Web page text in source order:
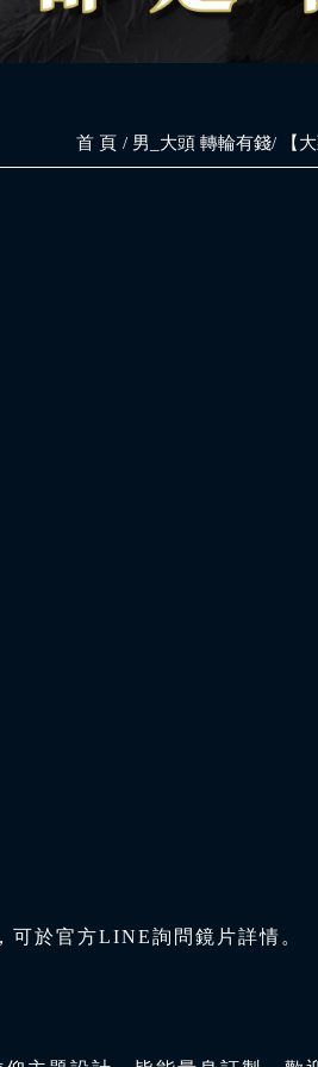
首 頁 男_大頭 轉輪有錢 【
可於官方LINE詢問鏡片詳情。